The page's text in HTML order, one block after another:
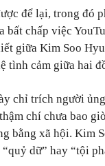
để lại, trong đó
bất chấp việc
giữa Kim Soo
tình cảm giữa hai
chỉ trích người
chí chưa bao
bằng xã hội. Kim
dữ” hay “tội